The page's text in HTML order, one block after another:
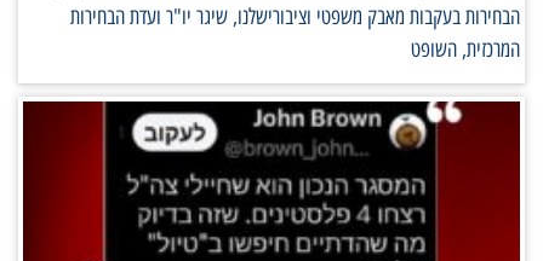
הבחירות בעקבות מאבק משפטי וציבורישלנו, שיגר יו"ר ועדת הבחירות
המרכזית, השופט